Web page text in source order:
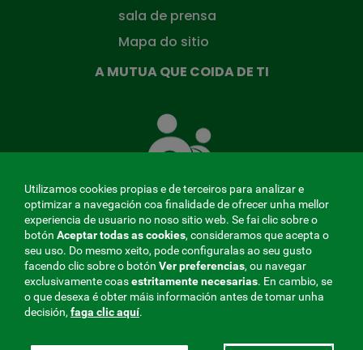
sala de prensa
Mapa do sitio
A MUTUA QUE COIDA DE TI
Mutua
que
MENÚ
REDES
SOCIALES
Aviso legal|Privacidade
Utilizamos cookies propias e de terceiros para analizar e
optimizar a navegación coa finalidade de ofrecer unha mellor
experiencia de usuario no noso sitio web. Se fai clic sobre o
botón Aceptar todas as cookies, consideramos que acepta o
seu uso. Do mesmo xeito, pode configuralas ao seu gusto
facendo clic sobre o botón Ver preferencias, ou navegar
exclusivamente coasestritamentenecesarias. En cambio, se
o que desexa é obter máis información antes de tomar unha
decisión, faga clic aquí.